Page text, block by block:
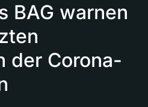
BAG warnen
der Corona-